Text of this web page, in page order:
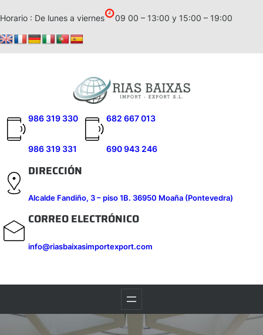
al
contenido
Horario : De lunes a viernes 09 00 – 13:00 y 15:00 – 19:00
986 319 330
986 319 331
682 667 013
690 943 246
DIRECCIÓN
Alcalde Fandiño, 3 – piso 1B. 36950 Moaña (Pontevedra)
CORREO ELECTRÓNICO
info@riasbaixasimportexport.com